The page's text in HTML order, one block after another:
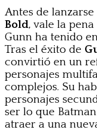
Antes de
Bold, vale la
Gunn ha tenido
Tras el éxito de
convirtió en un
personajes
complejos. Su
personajes
ser lo que
atraer a una